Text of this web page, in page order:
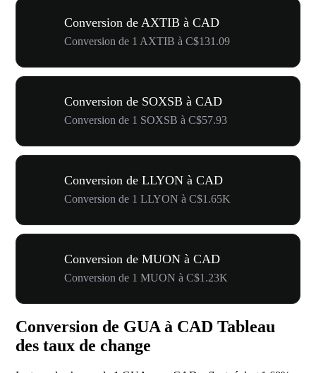
Conversion de AXTIB à CAD
Conversion de 1 AXTIB à C$131.09
Conversion de SOXSB à CAD
Conversion de 1 SOXSB à C$57.93
Conversion de LLYON à CAD
Conversion de 1 LLYON à C$1.65K
Conversion de MUON à CAD
Conversion de 1 MUON à C$1.23K
Conversion de GUA à CAD Tableau
des taux de change